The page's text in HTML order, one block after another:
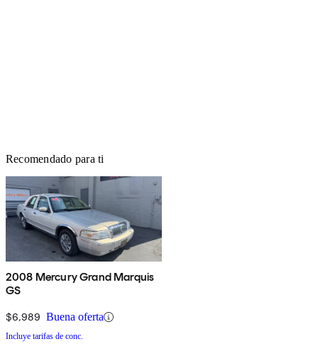
Recomendado para ti
2008 Mercury Grand Marquis
GS
$6,989 Buena oferta
Incluye tarifas de conc.